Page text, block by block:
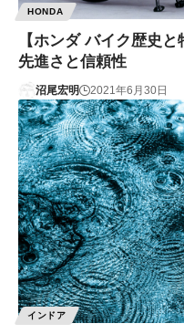
HONDA
【ホンダ バイク歴史
先進さと信頼性
沼尾宏明 2021年6月30日
インドア